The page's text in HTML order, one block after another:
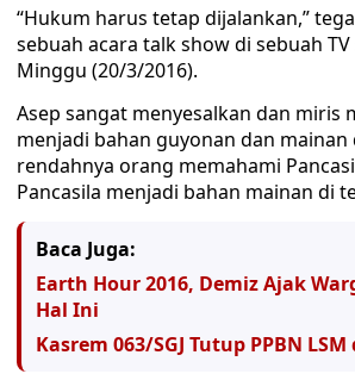
“Hukum harus tetap dijalankan,”
sebuah acara talk show di sebuah
Minggu (20/3/2016).
Asep sangat menyesalkan dan miris
menjadi bahan guyonan dan mainan
rendahnya orang memahami
Pancasila menjadi bahan mainan di
Baca Juga:
Earth Hour 2016, Demiz Ajak
Hal Ini
Kasrem 063/SGJ Tutup PPBN